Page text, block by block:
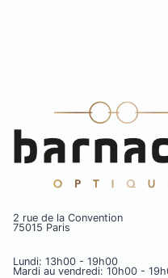
2 rue de la Convention
75015 Paris
Lundi: 13h00 - 19h00
Mardi au vendredi: 10h00 -